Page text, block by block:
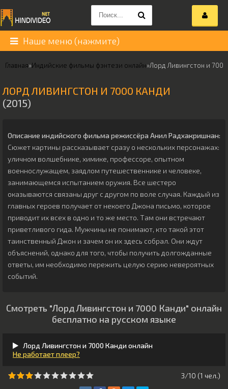
Наше меню (нажмите)
Главная»Индийские фильмы фэнтези онлайн»Лорд Ливингстон и
ЛОРД ЛИВИНГСТОН И 7000 КАНДИ
(2015)
Описание индийского фильма режиссёра Анил Радхакришнан:
Сюжет картины рассказывает сразу о нескольких персонажах:
уличном волшебнике, химике, профессоре, опытном
военнослужащем, заядлом путешественнике и человеке,
занимающемся испытанием оружия. Все шестеро
оказываются связаны друг с другом по воле случая. Каждый из
главных героев получает от некоего Джона письмо, которое
приводит их всех в одно и то же место. Там они встречают
приветливого гида. Мужчины не понимают, кто такой этот
таинственный Джон и зачем он их здесь собрал. Они ждут
объяснений, однако для того, чтобы получить долгожданные
ответы, им необходимо пережить целую серию невероятных
событий.
Смотреть "Лорд Ливингстон и 7000 Канди" онлайн
бесплатно на русском языке
Лорд Ливингстон и 7000 Канди онлайн
Не работает плеер?
3/10 (1 чeл.)